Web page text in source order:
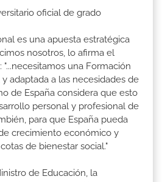
oficial de grado
es una apuesta estratégica
nosotros, lo afirma el
"...necesitamos una Formación
adaptada a las necesidades de
de España considera que esto
personal y profesional de
para que España pueda
crecimiento económico y
de bienestar social."
de Educación, la